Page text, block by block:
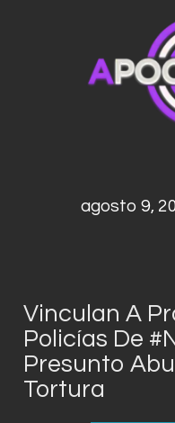
agosto 9,
Vinculan A
Policías De
Presunto
Tortura